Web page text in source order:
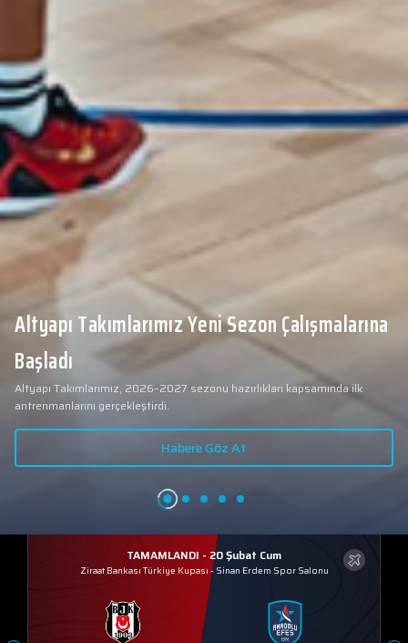
Altyapı Takımlarımız Yeni Sezon Çalışmalarına
Başladı
Altyapı Takımlarımız, 2026–2027 sezonu hazırlıkları kapsamında ilk
antrenmanlarını gerçekleştirdi.
Habere Göz At
TAMAMLANDI - 20 Şubat Cum
Ziraat Bankası Türkiye Kupası - Sinan Erdem Spor Salonu